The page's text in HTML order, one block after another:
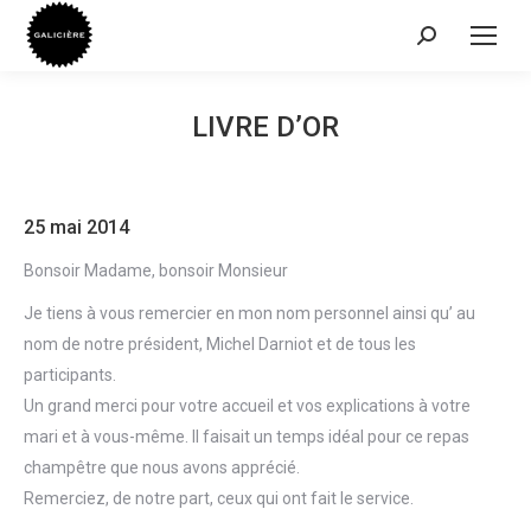
Recherche
LIVRE D’OR
25 mai 2014
Bonsoir Madame, bonsoir Monsieur
Je tiens à vous remercier en mon nom personnel ainsi qu’ au
nom de notre président, Michel Darniot et de tous les
participants.
Un grand merci pour votre accueil et vos explications à votre
mari et à vous-même. Il faisait un temps idéal pour ce repas
champêtre que nous avons apprécié.
Remerciez, de notre part, ceux qui ont fait le service.